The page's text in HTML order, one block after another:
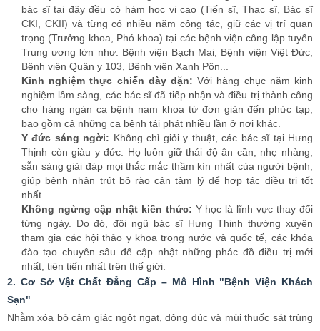
giúp bệnh nhân trút bỏ rào cản tâm lý để hợp tác điều trị tốt
nhất.
Không ngừng cập nhật kiến thức:Y học là lĩnh vực thay đổi
từng ngày. Do đó, đội ngũ bác sĩ Hưng Thịnh thường xuyên
tham gia các hội thảo y khoa trong nước và quốc tế, các khóa
đào tạo chuyên sâu để cập nhật những phác đồ điều trị mới
nhất, tiên tiến nhất trên thế giới.
2. Cơ Sở Vật Chất Đẳng Cấp – Mô Hình "Bệnh Viện Khách
Sạn"
Nhằm xóa bỏ cảm giác ngột ngạt, đông đúc và mùi thuốc sát trùng
nồng nặc thường thấy ở các bệnh viện công, Phòng khám Hưng
Thịnh đã mạnh dạn đầu tư xây dựng cơ sở vật chất theo mô hình
"Bệnh viện – Khách sạn" hiện đại.
Không gian sang trọng, tiện nghi:Tọa lạc ngay mặt đường
Xã Đàn sầm uất, phòng khám có quy mô tòa nhà cao tầng
khang trang, với tổng diện tích sử dụng lên đến hàng ngàn mét
vuông. Không gian bên trong được thiết kế khoa học, thoáng
đãng, sạch sẽ với đầy đủ các tiện ích như: sảnh chờ rộng rãi,
ghế sofa êm ái, wifi tốc độ cao, nước uống, tivi, sách báo miễn
phí... tạo cảm giác thư thái như đang ở nhà.
Hệ thống phòng chức năng chuyên biệt: Phòng khám được